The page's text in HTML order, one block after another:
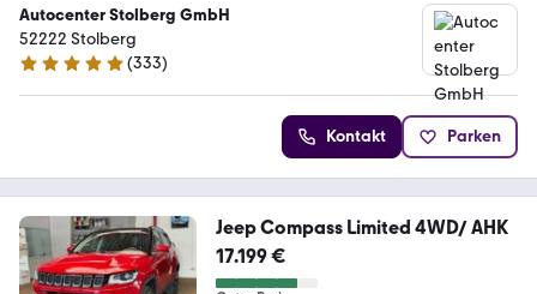
Autocenter Stolberg GmbH
52222 Stolberg
4.9 Sterne
(333)
Kontakt Parken
Jeep Compass Limited 4WD/ AHK
17.199 €